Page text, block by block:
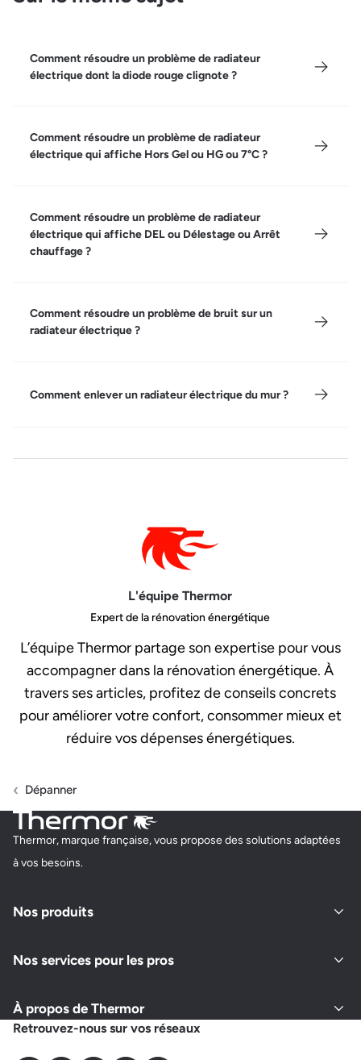
Comment résoudre un problème de radiateur
électrique dont la diode rouge clignote ?
Comment résoudre un problème de radiateur
électrique qui affiche Hors Gel ou HG ou 7°C ?
Comment résoudre un problème de radiateur
électrique qui affiche DEL ou Délestage ou Arrêt
chauffage ?
Comment résoudre un problème de bruit sur un
radiateur électrique ?
Comment enlever un radiateur électrique du mur ?
L'équipe Thermor
Expert de la rénovation énergétique
L’équipe Thermor partage son expertise pour vous
accompagner dans la rénovation énergétique. À
travers ses articles, profitez de conseils concrets
pour améliorer votre confort, consommer mieux et
réduire vos dépenses énergétiques.
Dépanner
Thermor, marque française, vous propose des solutions adaptées
à vos besoins.
Nos produits
Nos services pour les pros
À propos de Thermor
Retrouvez-nous sur vos réseaux